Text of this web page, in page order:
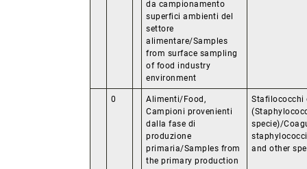
da campionamento
superfici ambienti del
settore
alimentare/Samples
from surface sampling
of food industry
environment
0
Alimenti/Food,
Campioni provenienti
dalla fase di
produzione
primaria/Samples from
the primary production
Stafilococchi
specie)/
and other